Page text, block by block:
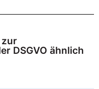
zur
DSGVO ähnlich